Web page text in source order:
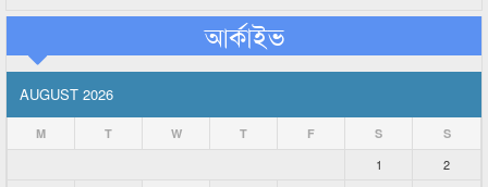
আর্কাইভ
AUGUST 2026
M T W T F S S
1
2